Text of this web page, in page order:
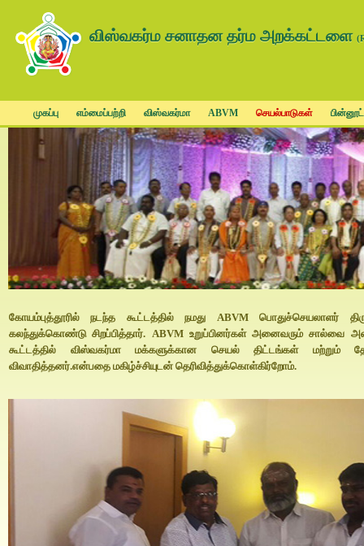
விஸ்வகர்ம சனாதன தர்ம அறக்கட்டளை
முகப்பு எம்மைப்பற்றி விஸ்வகர்மா ABVM செயல்பாடுகள்
கோயம்புத்தூரில் நடந்த கூட்டத்தில் நமது ABVM பொதுச்செயலாளர்
கலந்துக்கொண்டு சிறப்பித்தார். ABVM உறுப்பினர்கள் அனைவரும் சால்வை
கூட்டத்தில் விஸ்வகர்மா மக்களுக்கான செயல் திட்டங்கள் மற்றும்
விவாதித்தனர்.என்பதை மகிழ்ச்சியுடன் தெரிவித்துக்கொள்கிர்றோம்.